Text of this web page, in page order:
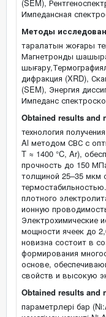
(SEM),
Импедансная
Методы
таралатын жоғары
Магнетронды
дифракция (XRD),
(SEM), Энергия
Импеданс
Obtained results and
технология
Al методом СВС с
T ≈ 1400 °C, Ar),
прочность до 150
толщиной 25–35 мкм
плотного
ионную
Электрохимические
мощности ячеек до
новизна состоит в
формирования
основе,
свойств и высокую
Obtained results and
параметрлері бар